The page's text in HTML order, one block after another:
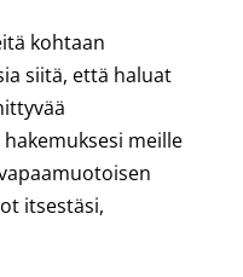
kohtaan
siitä, että haluat
meille
itsestäsi,